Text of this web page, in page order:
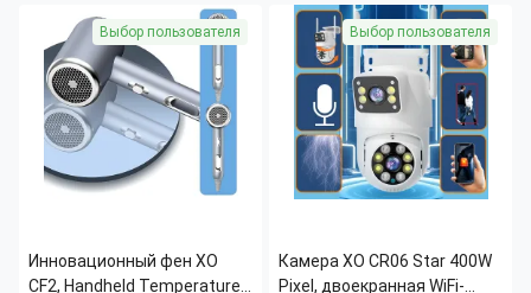
Выбор пользователя
Инновационный фен XO
CF2, Handheld Temperature
Выбор пользователя
Камера XO CR06 Star 400W
Pixel, двоекранная WiFi-